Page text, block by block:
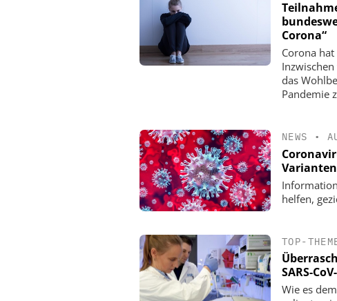
Corona“
Corona
das
Pandemie
NEWS •
helfen,
TOP-
SARS-
Wie es